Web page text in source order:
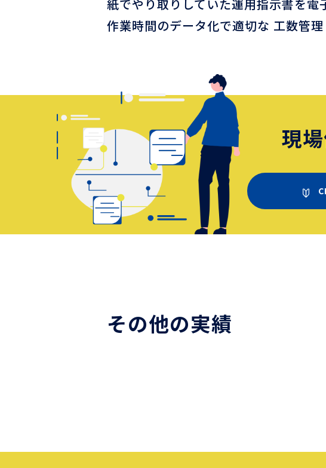
紙でやり取りしていた運用指示書を電
作業時間のデータ化で適切な 工数管理
現
その他の実績